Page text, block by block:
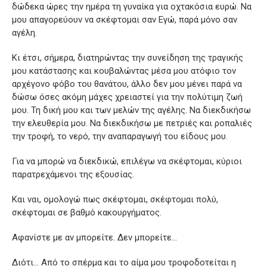
δώδεκα ώρες την ημέρα τη γυναίκα για οχτακόσια ευρώ. Να
μου απαγορεύουν να σκέφτομαι σαν Εγώ, παρά μόνο σαν
αγέλη.
Κι έτσι, σήμερα, διατηρώντας την συνείδηση της τραγικής
μου κατάστασης και κουβαλώντας μέσα μου ατόφιο τον
αρχέγονο φόβο του θανάτου, άλλο δεν μου μένει παρά να
δώσω όσες ακόμη μάχες χρειαστεί για την πολύτιμη ζωή
μου. Τη δική μου και των μελών της αγέλης. Να διεκδικήσω
την ελευθερία μου. Να διεκδικήσω με πετριές και ροπαλιές
την τροφή, το νερό, την αναπαραγωγή του είδους μου.
Για να μπορώ να διεκδικώ, επιλέγω να σκέφτομαι, κύριοι
παρατρεχάμενοι της εξουσίας.
Και ναι, ομολογώ πως σκέφτομαι, σκέφτομαι πολύ,
σκέφτομαι σε βαθμό κακουργήματος.
Αφανίστε με αν μπορείτε. Δεν μπορείτε…
Διότι… Από το σπέρμα και το αίμα μου τροφοδοτείται η